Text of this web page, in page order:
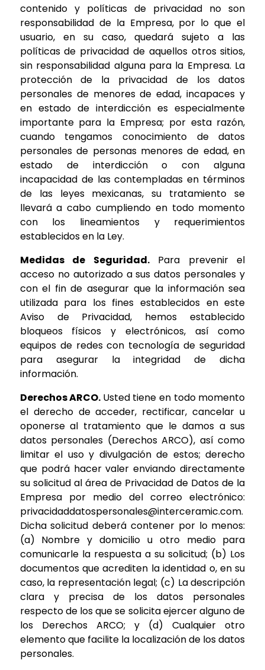
contenido y políticas de privacidad no son
responsabilidad de la Empresa, por lo que el
usuario, en su caso, quedará sujeto a las
políticas de privacidad de aquellos otros sitios,
sin responsabilidad alguna para la Empresa. La
protección de la privacidad de los datos
personales de menores de edad, incapaces y
en estado de interdicción es especialmente
importante para la Empresa; por esta razón,
cuando tengamos conocimiento de datos
personales de personas menores de edad, en
estado de interdicción o con alguna
incapacidad de las contempladas en términos
de las leyes mexicanas, su tratamiento se
llevará a cabo cumpliendo en todo momento
con los lineamientos y requerimientos
establecidos en la Ley.
Medidas de Seguridad.Para prevenir el
acceso no autorizado a sus datos personales y
con el fin de asegurar que la información sea
utilizada para los fines establecidos en este
Aviso de Privacidad, hemos establecido
bloqueos físicos y electrónicos, así como
equipos de redes con tecnología de seguridad
para asegurar la integridad de dicha
información.
Derechos ARCO. Usted tiene en todo momento
el derecho de acceder, rectificar, cancelar u
oponerse al tratamiento que le damos a sus
datos personales (Derechos ARCO), así como
limitar el uso y divulgación de estos; derecho
que podrá hacer valer enviando directamente
su solicitud al área de Privacidad de Datos de la
Empresa por medio del correo electrónico:
privacidaddatospersonales@interceramic.com.
Dicha solicitud deberá contener por lo menos:
(a) Nombre y domicilio u otro medio para
comunicarle la respuesta a su solicitud; (b) Los
documentos que acrediten la identidad o, en su
caso, la representación legal; (c) La descripción
clara y precisa de los datos personales
respecto de los que se solicita ejercer alguno de
los Derechos ARCO; y (d) Cualquier otro
elemento que facilite la localización de los datos
personales.